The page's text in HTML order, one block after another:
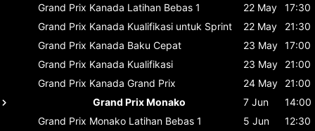
Grand Prix Kanada Latihan Bebas 1 22 May
17:30
Grand Prix Kanada Kualifikasi untuk Sprint 22 May
21:30
Grand Prix Kanada Baku Cepat 23 May 17:00
Grand Prix Kanada Kualifikasi 23 May
21:00
Grand Prix Kanada Grand Prix 24 May
21:00
Grand Prix Monako
7 Jun
14:00
Grand Prix Monako Latihan Bebas 1 5 Jun
12:30